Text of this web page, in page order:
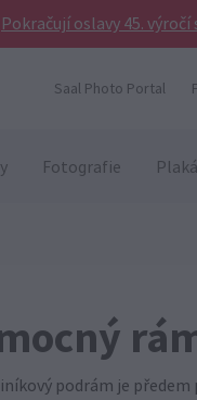
Pokračují oslavy 45.
Saal Photo Portal
Fotografie
podrám je předem